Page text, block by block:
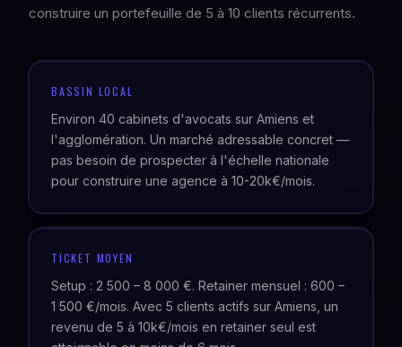
construire un portefeuille de 5 à 10 clients récurrents.
BASSIN LOCAL
Environ 40 cabinets d'avocats sur Amiens et
l'agglomération. Un marché adressable concret —
pas besoin de prospecter à l'échelle nationale
pour construire une agence à 10-20k€/mois.
TICKET MOYEN
Setup : 2 500 – 8 000 €. Retainer mensuel : 600 –
1 500 €/mois. Avec 5 clients actifs sur Amiens, un
revenu de 5 à 10k€/mois en retainer seul est